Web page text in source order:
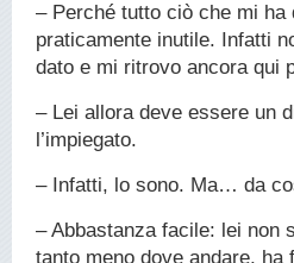
– Perché tutto ciò che mi ha
praticamente inutile. Infatti
dato e mi ritrovo ancora qui
– Lei allora deve essere un
l’impiegato.
– Infatti, lo sono. Ma… da
– Abbastanza facile: lei non
tanto meno dove andare,